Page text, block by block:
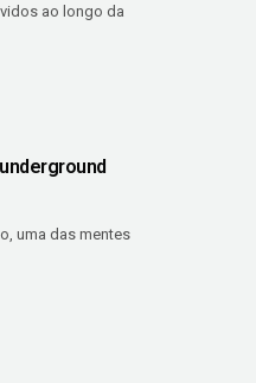
ao longo da
uma das mentes